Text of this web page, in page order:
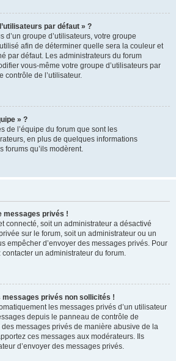
par défaut » ?
d’un groupe d’utilisateurs, votre groupe
afin de déterminer quelle sera la couleur et
par défaut. Les administrateurs du forum
vous-même votre groupe d’utilisateurs par
contrôle de l’utilisateur.
» ?
de l’équipe du forum que sont les
en plus de quelques informations
forums qu’ils modèrent.
messages privés !
connecté, soit un administrateur a désactivé
sur le forum, soit un administrateur ou un
empêcher d’envoyer des messages privés. Pour
un administrateur du forum.
privés non sollicités !
les messages privés d’un utilisateur
depuis le panneau de contrôle de
des messages privés de manière abusive de la
ces messages aux modérateurs. Ils
d’envoyer des messages privés.